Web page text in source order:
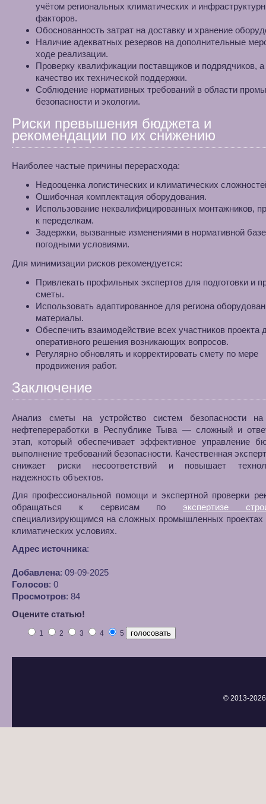
учётом региональных климатических и
факторов.
Обоснованность затрат на доставку и хранение
Наличие адекватных резервов на дополнительные
ходе реализации.
Проверку квалификации поставщиков и подрядчиков, а
качество их технической поддержки.
Соблюдение нормативных требований в области
безопасности и экологии.
Риски превышения бюджета и
рекомендации по их снижению
Наиболее частые причины перерасхода:
Недооценка логистических и климатических
Ошибочная комплектация оборудования.
Использование неквалифицированных монтажников,
к переделкам.
Задержки, вызванные изменениями в нормативной
погодными условиями.
Для минимизации рисков рекомендуется:
Привлекать профильных экспертов для подготовки и
сметы.
Использовать адаптированное для региона
материалы.
Обеспечить взаимодействие всех участников проекта
оперативного решения возникающих вопросов.
Регулярно обновлять и корректировать смету по мере
продвижения работ.
Заключение
Анализ сметы на устройство систем безопасности на
нефтепереработки в Республике Тыва — сложный и
этап, который обеспечивает эффективное управление
выполнение требований безопасности. Качественная
снижает риски несоответствий и повышает
надежность объектов.
Для профессиональной помощи и экспертной проверки
обращаться к сервисам поэкспертизе
специализирующимся на сложных промышленных проектах
климатических условиях.
Адрес источника:
Добавлена: 09-09-2025
Голосов: 0
Просмотров: 84
Оцените статью!
1 2 3 4 5
© 2013-